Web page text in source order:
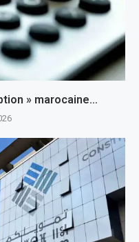
» marocaine…